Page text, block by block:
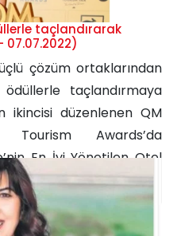
taçlandırarak
çözüm ortaklarından
ödüllerle taçlandırmaya
ikincisi düzenlenen QM
Tourism Awards’da
En İyi Yönetilen Otel
Turizm sektörünün öncü
olan ve hızlı çözümler
markasıyla bu yıl